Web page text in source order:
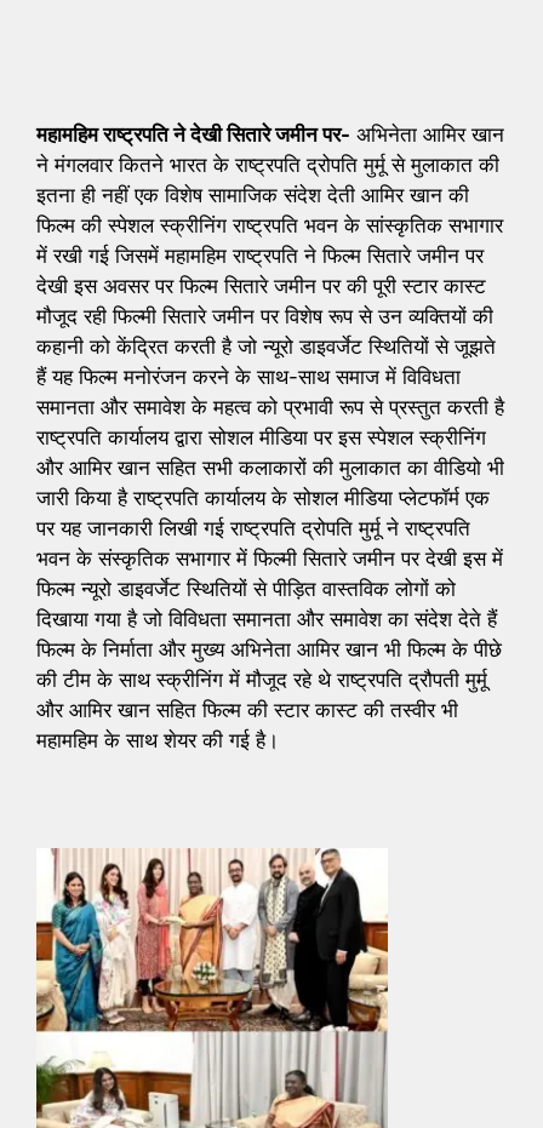
महामहिम राष्ट्रपति ने देखी सितारे जमीन पर- अभिनेता आमिर खान
ने मंगलवार कितने भारत के राष्ट्रपति द्रोपति मुर्मू से मुलाकात की
इतना ही नहीं एक विशेष सामाजिक संदेश देती आमिर खान की
फिल्म की स्पेशल स्क्रीनिंग राष्ट्रपति भवन के सांस्कृतिक सभागार
में रखी गई जिसमें महामहिम राष्ट्रपति ने फिल्म सितारे जमीन पर
देखी इस अवसर पर फिल्म सितारे जमीन पर की पूरी स्टार कास्ट
मौजूद रही फिल्मी सितारे जमीन पर विशेष रूप से उन व्यक्तियों की
कहानी को केंद्रित करती है जो न्यूरो डाइवर्जेट स्थितियों से जूझते
हैं यह फिल्म मनोरंजन करने के साथ-साथ समाज में विविधता
समानता और समावेश के महत्व को प्रभावी रूप से प्रस्तुत करती है
राष्ट्रपति कार्यालय द्वारा सोशल मीडिया पर इस स्पेशल स्क्रीनिंग
और आमिर खान सहित सभी कलाकारों की मुलाकात का वीडियो भी
जारी किया है राष्ट्रपति कार्यालय के सोशल मीडिया प्लेटफॉर्म एक
पर यह जानकारी लिखी गई राष्ट्रपति द्रोपति मुर्मू ने राष्ट्रपति
भवन के संस्कृतिक सभागार में फिल्मी सितारे जमीन पर देखी इस में
फिल्म न्यूरो डाइवर्जेट स्थितियों से पीड़ित वास्तविक लोगों को
दिखाया गया है जो विविधता समानता और समावेश का संदेश देते हैं
फिल्म के निर्माता और मुख्य अभिनेता आमिर खान भी फिल्म के पीछे
की टीम के साथ स्क्रीनिंग में मौजूद रहे थे राष्ट्रपति द्रौपती मुर्मू
और आमिर खान सहित फिल्म की स्टार कास्ट की तस्वीर भी
महामहिम के साथ शेयर की गई है।